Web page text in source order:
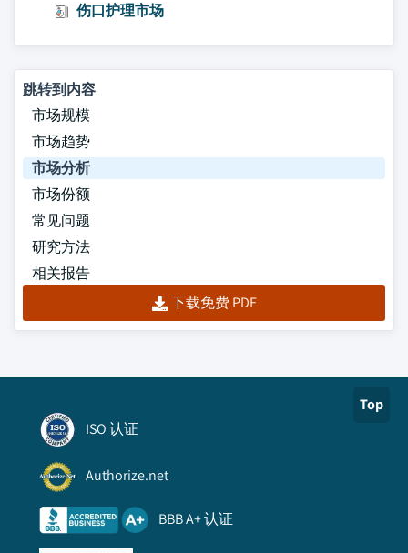
伤口护理市场
跳转到内容
市场规模
市场趋势
市场分析
市场份额
常见问题
研究方法
相关报告
下载免费 PDF
Top
ISO 认证
Authorize.net
BBB A+ 认证